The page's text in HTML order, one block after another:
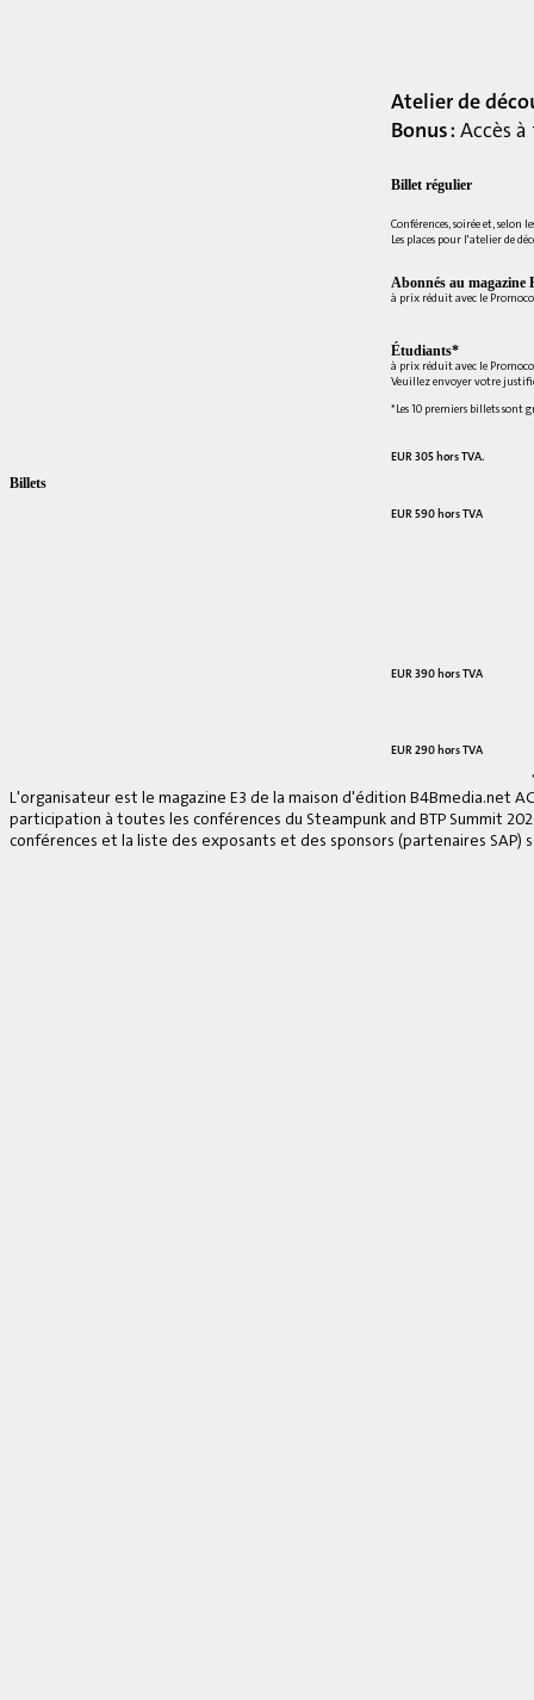
Atelier de
Bonus : Accès
Billet régulier
Conférences, soirée et,
Les places pour l'atelier de
Abonnés au magazine
à prix réduit avec le
Étudiants*
à prix réduit avec le
Veuillez envoyer votre
*Les 10 premiers billets sont
EUR 305 hors TVA.
EUR 590 hors TVA
EUR 390 hors TVA
EUR 290 hors TVA
Billets
L'organisateur est le magazine E3 de la maison d'édition B4Bmedia.net
participation à toutes les conférences du Steampunk and BTP Summit
conférences et la liste des exposants et des sponsors (partenaires